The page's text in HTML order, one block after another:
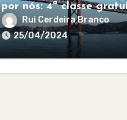
por nós: 4ª classe
para todos
Rui Cerdeira Branco
25/04/2024